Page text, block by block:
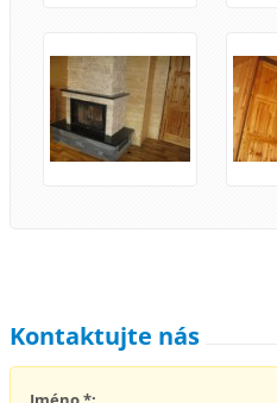
Kontaktujte nás